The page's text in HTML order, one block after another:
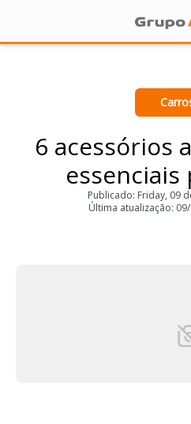
6 acessórios
essenciais
Publicado: Friday, 09
Última atualização: